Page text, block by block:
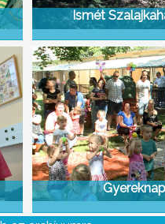
Ismét